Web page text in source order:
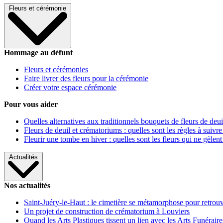
Fleurs et cérémonie
Hommage au défunt
Fleurs et cérémonies
Faire livrer des fleurs pour la cérémonie
Créer votre espace cérémonie
Pour vous aider
Quelles alternatives aux traditionnels bouquets de fleurs de
Fleurs de deuil et crématoriums : quelles sont les règles à
Fleurir une tombe en hiver : quelles sont les fleurs qui ne gèlent
Actualités
Nos actualités
Saint-Juéry-le-Haut : le cimetière se métamorphose pour
Un projet de construction de crématorium à Louviers
Quand les Arts Plastiques tissent un lien avec les Arts